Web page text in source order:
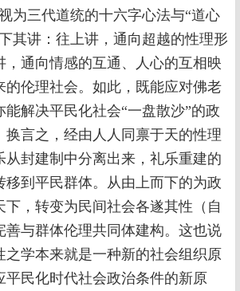
为三代道统的十六字心法与“道心
其讲：往上讲，通向超越的性理形
，通向情感的互通、人心的互相映
的伦理社会。如此，既能应对佛老
能解决平民化社会“一盘散沙”的政
换言之，经由人人同禀于天的性理
从封建制中分离出来，礼乐重建的
移到平民群体。从由上而下的为政
下，转变为民间社会各遂其性（自
善与群体伦理共同体建构。这也说
之学本来就是一种新的社会组织原
平民化时代社会政治条件的新原